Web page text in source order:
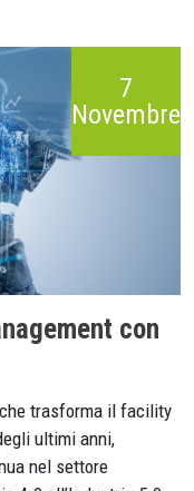
7
Novembre
con
trasforma il facility
ultimi anni,
nel settore